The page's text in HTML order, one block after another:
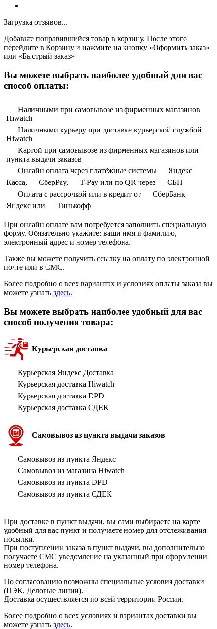
Загрузка отзывов...
Добавьте понравившийся товар в корзину. После этого
перейдите в Корзину и нажмите на кнопку «Оформить заказ»
или «Быстрый заказ»
Вы можете выбрать наиболее удобный для вас
способ оплаты:
Наличными при самовывозе из фирменных магазинов
Hiwatch
Наличными курьеру при доставке курьерской службой
Hiwatch
Картой при самовывозе из фирменных магазинов или
пункта выдачи заказов
Онлайн оплата через платёжные системы
Яндекс
Касса,
СберPay, T-Pay или по QR через
СБП
Оплата с рассрочкой или в кредит от
СберБанк,
Яндекс или
Тинькофф
При онлайн оплате вам потребуется заполнить специальную
форму. Обязательно укажите: ваши имя и фамилию,
электронный адрес и номер телефона.
Также вы можете получить ссылку на оплату по электронной
почте или в СМС.
Более подробно о всех вариантах и условиях оплаты заказа вы
можете узнать здесь.
Вы можете выбрать наиболее удобный для вас
способ получения товара:
Курьерская доставка
Курьерская Яндекс Доставка
Курьерская доставка Hiwatch
Курьерская доставка DPD
Курьерская доставка СДЕК
Самовывоз из пункта выдачи заказов
Самовывоз из пункта Яндекс
Самовывоз из магазина Hiwatch
Самовывоз из пункта DPD
Самовывоз из пункта СДЕК
При доставке в пункт выдачи, вы сами выбираете на карте
удобный для вас пункт и получаете номер для отслеживания
посылки.
При поступлении заказа в пункт выдачи, вы дополнительно
получаете СМС уведомление на указанный при оформлении
номер телефона.
По согласованию возможны специальные условия доставки
(ПЭК, Деловые линии).
Доставка осуществляется по всей территории России.
Более подробно о всех условиях и вариантах доставки вы
можете узнать здесь.